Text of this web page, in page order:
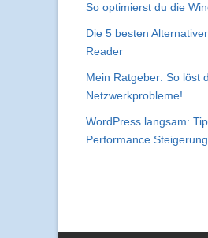
So optimierst du die
Die 5 besten
Reader
Mein Ratgeber: So löst
Netzwerkprobleme!
WordPress langsam:
Performance Steigerung